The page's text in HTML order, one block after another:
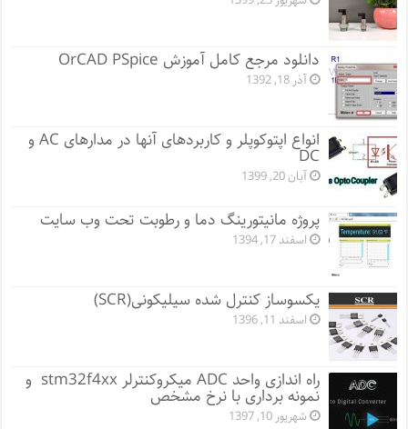
دانلود مرجع کامل آموزش OrCAD PSpice
آذر 18, 1392
انواع اپتوکوپلر و کاربردهای آنها در مدارهای AC و
DC
آبان 20, 1399
پروژه مانيتورينگ دما و رطوبت تحت وب سایت
اسفند 17, 1394
یکسوساز کنترل شده سیلیکونی(SCR)
اسفند 11, 1396
راه اندازی واحد ADC میکروکنترلر stm32f4xx و
نمونه برداری با نرخ مشخص
شهریور 10, 1397